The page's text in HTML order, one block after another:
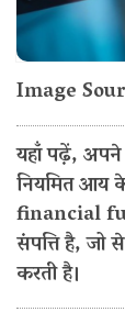
Image
यहाँ पढ़ें,
नियमित आय
financial
संपत्ति है, जो
करती है।